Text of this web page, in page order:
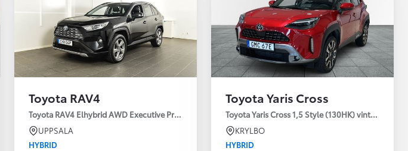
Från 350 900 kr
Från 3 450 kr/mån
Easy Billån
Nya GR GT
The soul lives on
Toyota RAV4
Toyota RAV4 Elhybrid AWD Executive Premium Drag 360-kamera JBL
UPPSALA
HYBRID
Toyota Yaris Cross
Toyota Yaris Cross 1,5 Style (130HK) vinterhjul
KRYLBO
HYBRID